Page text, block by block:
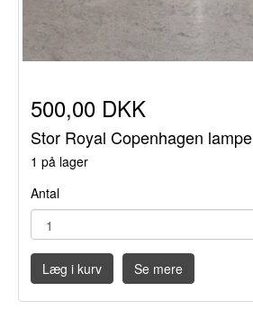
500,00 DKK
Stor Royal Copenhagen lampe
1 på lager
Antal
Læg i kurv Se mere